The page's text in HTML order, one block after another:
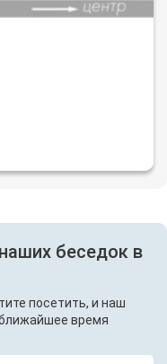
беседок в
посетить, и наш
время